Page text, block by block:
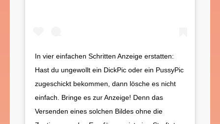
In vier einfachen Schritten Anzeige erstatten:
Hast du ungewollt ein DickPic oder ein PussyPic
zugeschickt bekommen, dann lösche es nicht
einfach. Bringe es zur Anzeige! Denn das
Versenden eines solchen Bildes ohne die